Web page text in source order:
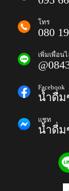
โทร
080
เพิ่มเพื่อน
Facebook
น้ำดื่ม
แชท
น้ำดื่ม